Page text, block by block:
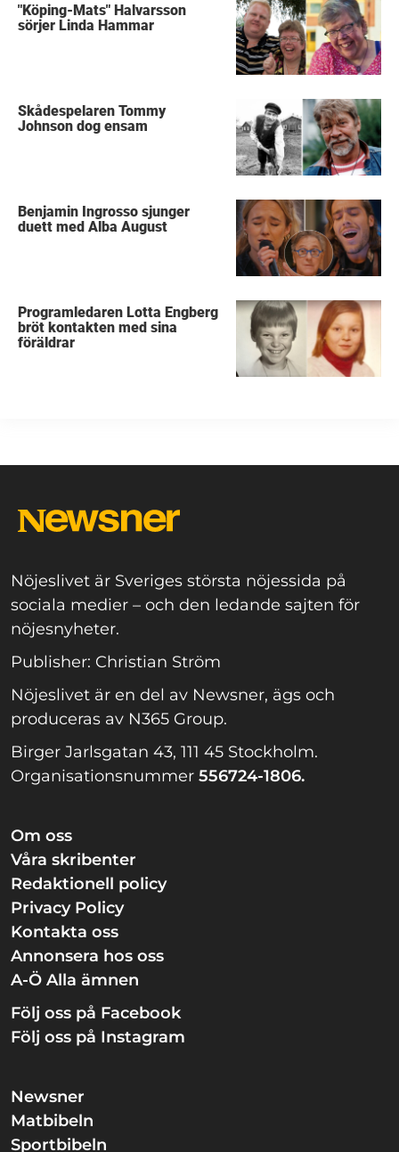
"Köping-Mats" Halvarsson
sörjer Linda Hammar
Skådespelaren Tommy
Johnson dog ensam
Benjamin Ingrosso sjunger
duett med Alba August
Programledaren Lotta Engberg
bröt kontakten med sina
föräldrar
Nöjeslivet är Sveriges största nöjessida på
sociala medier – och den ledande sajten för
nöjesnyheter.
Publisher: Christian Ström
Nöjeslivet är en del av Newsner, ägs och
produceras av N365 Group.
Birger Jarlsgatan 43, 111 45 Stockholm.
Organisationsnummer 556724-1806.
Om oss
Våra skribenter
Redaktionell policy
Privacy Policy
Kontakta oss
Annonsera hos oss
A-Ö Alla ämnen
Följ oss på Facebook
Följ oss på Instagram
Newsner
Matbibeln
Sportbibeln